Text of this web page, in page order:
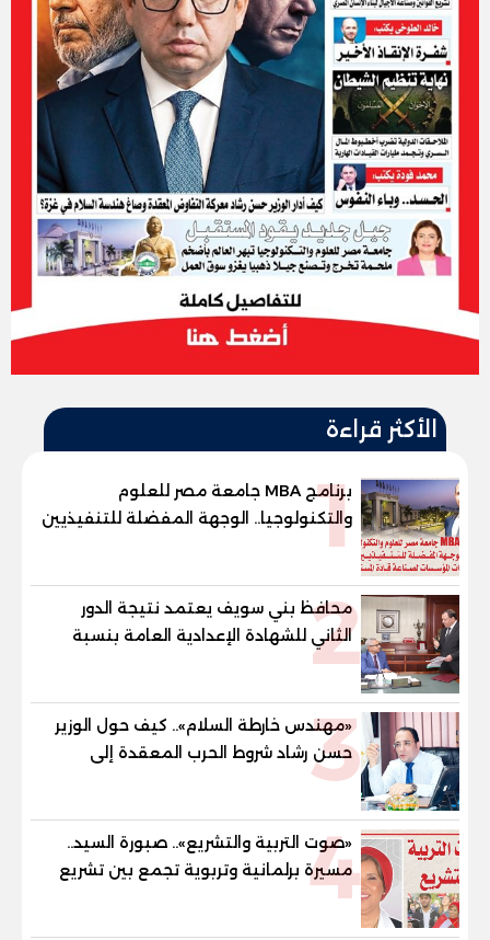
الأكثر قراءة
1
برنامج MBA جامعة مصر للعلوم
والتكنولوجيا.. الوجهة المفضلة للتنفيذيين
وقيادات المؤسسات لصناعة قادة
2
محافظ بني سويف يعتمد نتيجة الدور
الثاني للشهادة الإعدادية العامة بنسبة
والنور للمكفوفين
3
«مهندس خارطة السلام».. كيف حول الوزير
حسن رشاد شروط الحرب المعقدة إلى
"خارطة طريق" للانسحاب والإعمار؟
4
«صوت التربية والتشريع».. صبورة السيد..
مسيرة برلمانية وتربوية تجمع بين تشريع
القوانين وصناعة الأجيال لبناء الإنسان